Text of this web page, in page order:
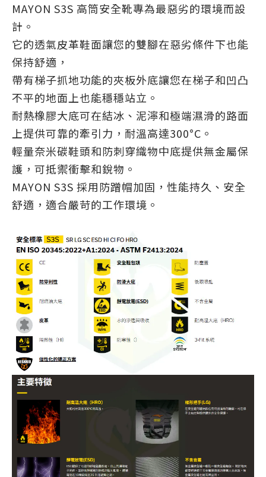
MAYON S3S 高筒安全靴專為最惡劣的環境而設
計。
它的透氣皮革鞋面讓您的雙腳在惡劣條件下也能
保持舒適，
帶有梯子抓地功能的夾板外底讓您在梯子和凹凸
不平的地面上也能穩穩站立。
耐熱橡膠大底可在結冰、泥濘和極端濕滑的路面
上提供可靠的牽引力，耐溫高達300°C。
輕量奈米碳鞋頭和防刺穿織物中底提供無金屬保
護，可抵禦衝擊和銳物。
MAYON S3S 採用防蹭帽加固，性能持久、安全
舒適，適合嚴苛的工作環境。